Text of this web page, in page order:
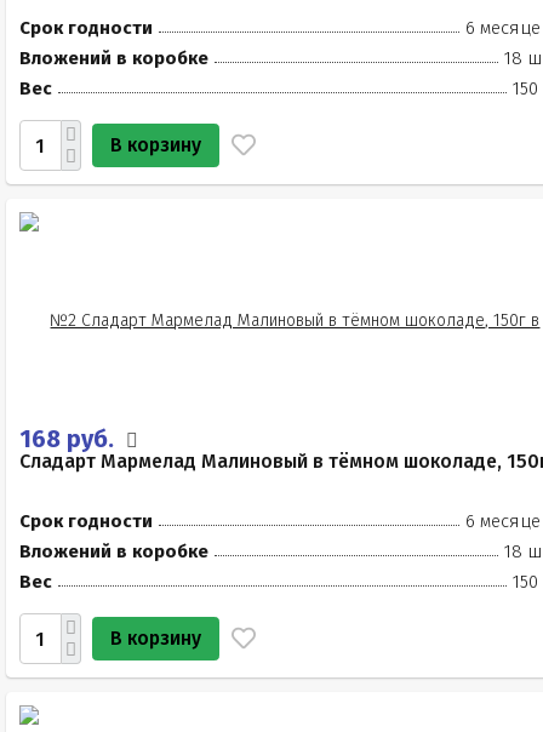
Срок годности
6
Вложений в коробке
18
Вес
150
В корзину
168 руб.
Сладарт Мармелад Малиновый в тёмном шоколаде,
Срок годности
6
Вложений в коробке
18
Вес
150
В корзину